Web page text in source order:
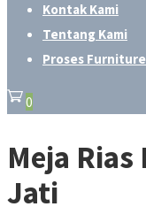
Kontak Kami
Tentang Kami
Proses Furniture
0
Meja
Jati